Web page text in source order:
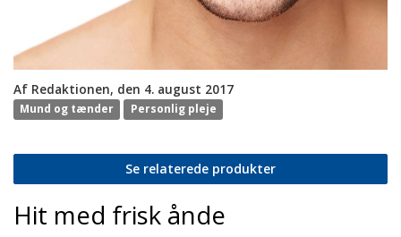
Af Redaktionen, den 4. august 2017
Mund og tænder Personlig pleje
Se relaterede produkter
Hit med frisk ånde